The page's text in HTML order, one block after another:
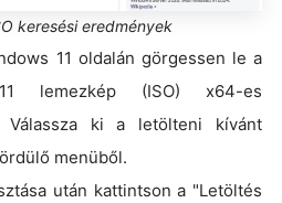
keresési eredmények
11 oldalán görgessen le a
lemezkép (ISO) x64-es
Válassza ki a letölteni kívánt
menüből.
után kattintson a "Letöltés